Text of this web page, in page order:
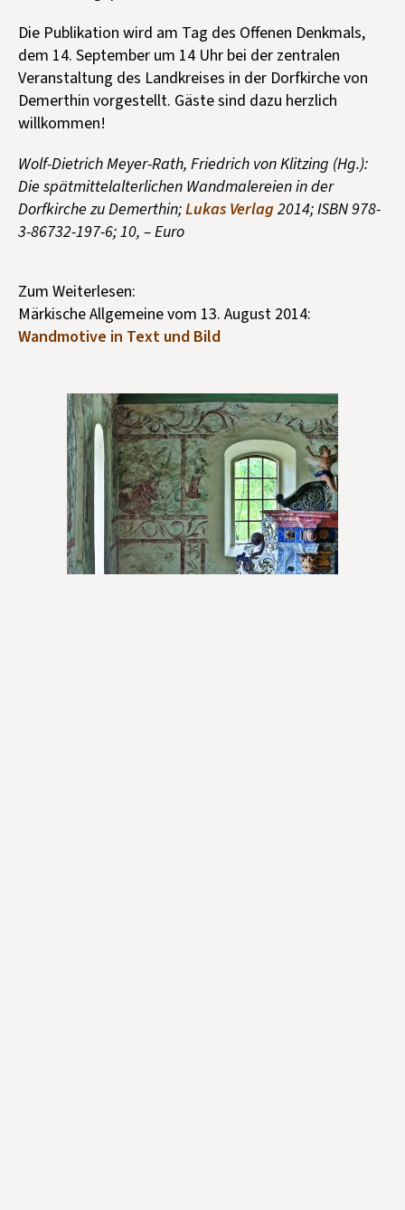
Die Publikation wird am Tag des Offenen Denkmals,
dem 14. September um 14 Uhr bei der zentralen
Veranstaltung des Landkreises in der Dorfkirche von
Demerthin vorgestellt. Gäste sind dazu herzlich
willkommen!
Wolf-Dietrich Meyer-Rath, Friedrich von Klitzing (Hg.):
Die spätmittelalterlichen Wandmalereien in der
Dorfkirche zu Demerthin;Lukas Verlag2014; ISBN 978-
3-86732-197-6; 10, – Euro
Zum Weiterlesen:
Märkische Allgemeine vom 13. August 2014:
Wandmotive in Text und Bild